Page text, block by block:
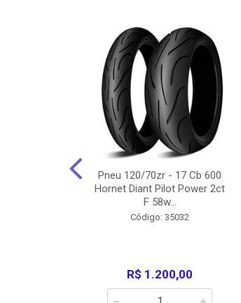
Pneu 120/70zr - 17 Cb 600
Hornet Diant Pilot Power 2ct
F 58w...
Código: 35032
R$ 1.200,00